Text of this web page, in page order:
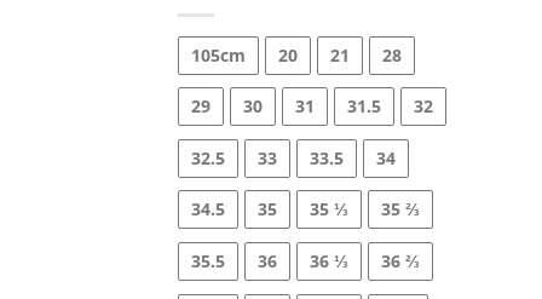
105cm 20 21 28
29 30 31 31.5 32
32.5 33 33.5 34
34.5 35 35 ⅓ 35 ⅔
35.5 36 36 ⅓ 36 ⅔